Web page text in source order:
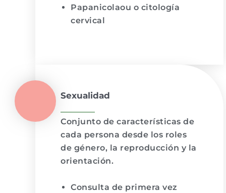
Papanicolaou o citología
cervical
Sexualidad
Conjunto de características de
cada persona desde los roles
de género, la reproducción y la
orientación.
Consulta de primera vez